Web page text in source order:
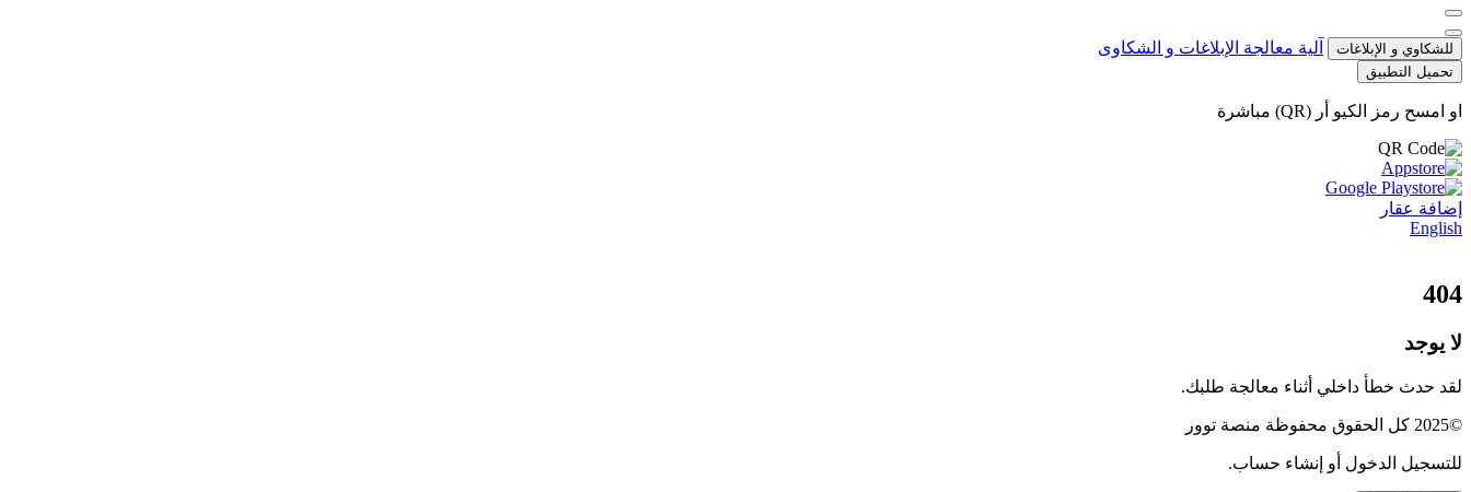
للشكاوي و الإبلاغات آلية معالجة الإبلاغات و الشكاوى
تحميل التطبيق
او امسح رمز الكيو أر (QR) مباشرة
إضافة عقار
English
404
لا يوجد
لقد حدث خطأ داخلي أثناء معالجة طلبك.
©2025 كل الحقوق محفوظة منصة توور
للتسجيل الدخول أو إنشاء حساب.